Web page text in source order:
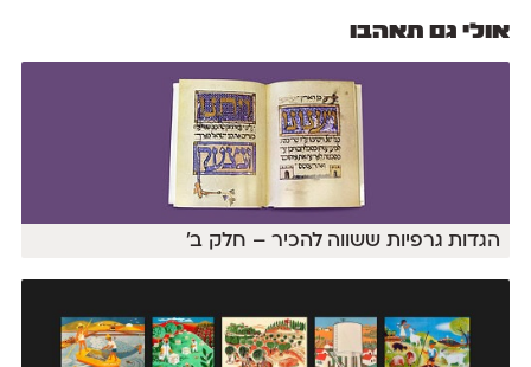
אולי גם תאהבו
הגדות גרפיות ששווה להכיר – חלק ב׳